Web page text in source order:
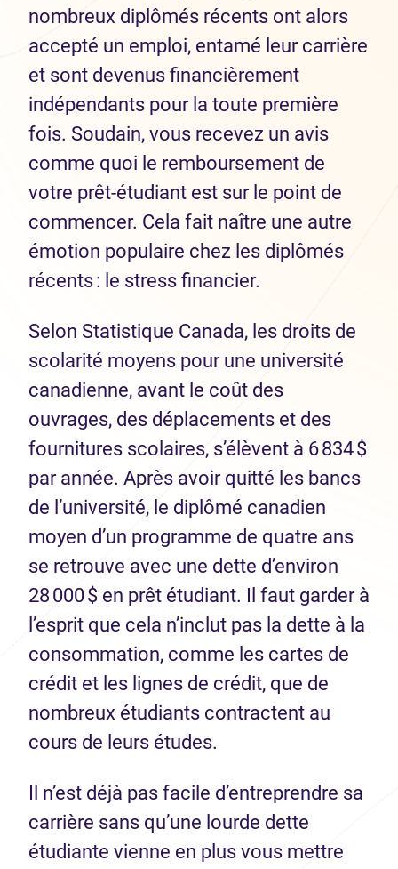
nombreux diplômés récents ont alors
accepté un emploi, entamé leur carrière
et sont devenus financièrement
indépendants pour la toute première
fois. Soudain, vous recevez un avis
comme quoi le remboursement de
votre prêt-étudiant est sur le point de
commencer. Cela fait naître une autre
émotion populaire chez les diplômés
récents : le stress financier.
Selon Statistique Canada, les droits de
scolarité moyens pour une université
canadienne, avant le coût des
ouvrages, des déplacements et des
fournitures scolaires, s’élèvent à 6 834 $
par année. Après avoir quitté les bancs
de l’université, le diplômé canadien
moyen d’un programme de quatre ans
se retrouve avec une dette d’environ
28 000 $ en prêt étudiant. Il faut garder à
l’esprit que cela n’inclut pas la dette à la
consommation, comme les cartes de
crédit et les lignes de crédit, que de
nombreux étudiants contractent au
cours de leurs études.
Il n’est déjà pas facile d’entreprendre sa
carrière sans qu’une lourde dette
étudiante vienne en plus vous mettre